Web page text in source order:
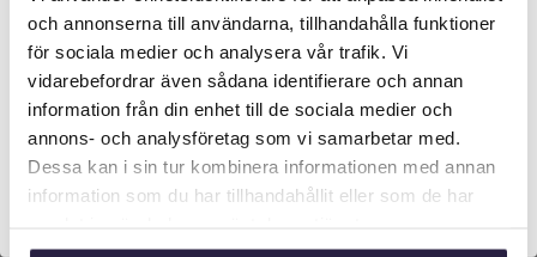
och annonserna till användarna, tillhandahålla funktioner
för sociala medier och analysera vår trafik. Vi
vidarebefordrar även sådana identifierare och annan
information från din enhet till de sociala medier och
annons- och analysföretag som vi samarbetar med.
Dessa kan i sin tur kombinera informationen med annan
information som du har tillhandahållit eller som de har
Lägg till i varukorg
Vilken typ av kund är du? Du kan alltid justera ditt val
längst upp på sidan.
Företagskund (exkl. moms)
Privatkund (inkl. moms)